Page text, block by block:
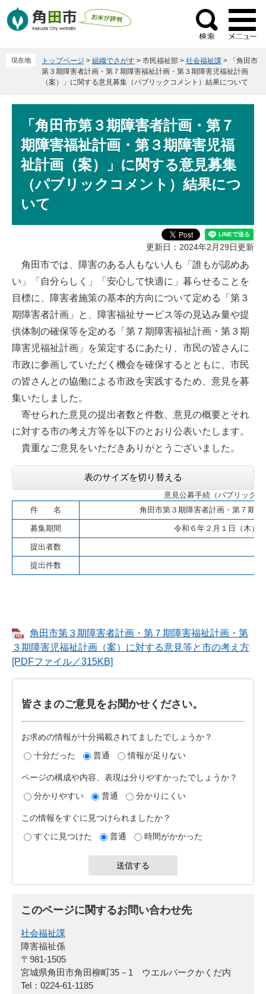
ー
ニ
検
索
現在地 トップページ > 組織でさがす > 市民福祉部 > 社会福祉課 >
「角田市
第３期障害者計画・第７期障害福祉計画・第３期障害児福祉計画
（案）」に関する意見募集（パブリックコメント）結果について
「角田市第３期障害者計画・第７
期障害福祉計画・第３期障害児福
祉計画（案）」に関する意見募集
（パブリックコメント）結果につ
いて
更新日：2024年2月29日更新
角田市では、障害のある人もない人も「誰もが認めあ
い」「自分らしく」「安心して快適に」暮らせることを
目標に、障害者施策の基本的方向について定める「第３
期障害者計画」と、障害福祉サービス等の見込み量や提
供体制の確保等を定める「第７期障害福祉計画・第３期
障害児福祉計画」を策定するにあたり、市民の皆さんに
市政に参画していただく機会を確保するとともに、市民
の皆さんとの協働による市政を実践するため、意見を募
集いたしました。​
寄せられた意見の提出者数と件数、意見の概要とそれ
に対する市の考え方等を以下のとおり公表いたします。
貴重なご意見をいただきありがとうございました。
表のサイズを切り替える
意見公募手続（パブリック
件 名
角田市第３期障害者計画・第７期障
募集期間 令和６年２月１日（木）
提出者数
提出件数
角田市第３期障害者計画・第７期障害福祉計画・第
３期障害児福祉計画（案）に対する意見等と市の考え方
[PDFファイル／315KB]
皆さまのご意見をお聞かせください。
お求めの情報が十分掲載されてましたでしょうか？
十分だった
普通 情報が足りない
ページの構成や内容、表現は分りやすかったでしょうか？
分かりやすい
普通 分かりにくい
この情報をすぐに見つけられましたか？
すぐに見つけた
普通 時間がかかった
このページに関するお問い合わせ先
社会福祉課
障害福祉係
〒981-1505
宮城県角田市角田柳町35－1 ウエルパークかくだ内
Tel：0224-61-1185